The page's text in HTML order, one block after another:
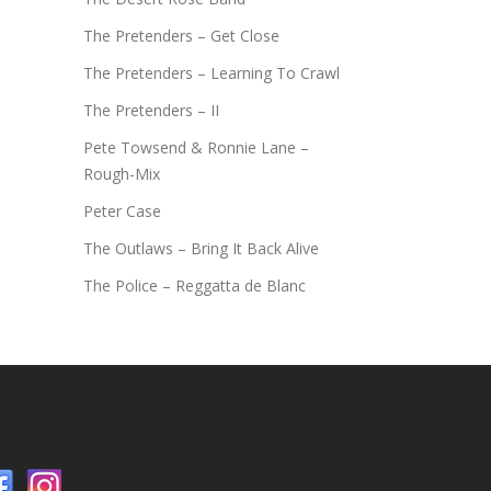
The Pretenders – Get Close
The Pretenders – Learning To Crawl
The Pretenders – II
Pete Towsend & Ronnie Lane –
Rough-Mix
Peter Case
The Outlaws – Bring It Back Alive
The Police – Reggatta de Blanc